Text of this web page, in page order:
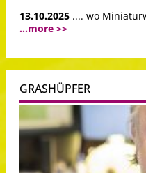
13.10.2025 .... wo
...more >>
GRASHÜPFER